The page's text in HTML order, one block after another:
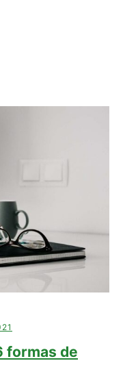
formas de